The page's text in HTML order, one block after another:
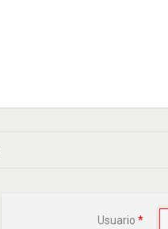
Usuario *